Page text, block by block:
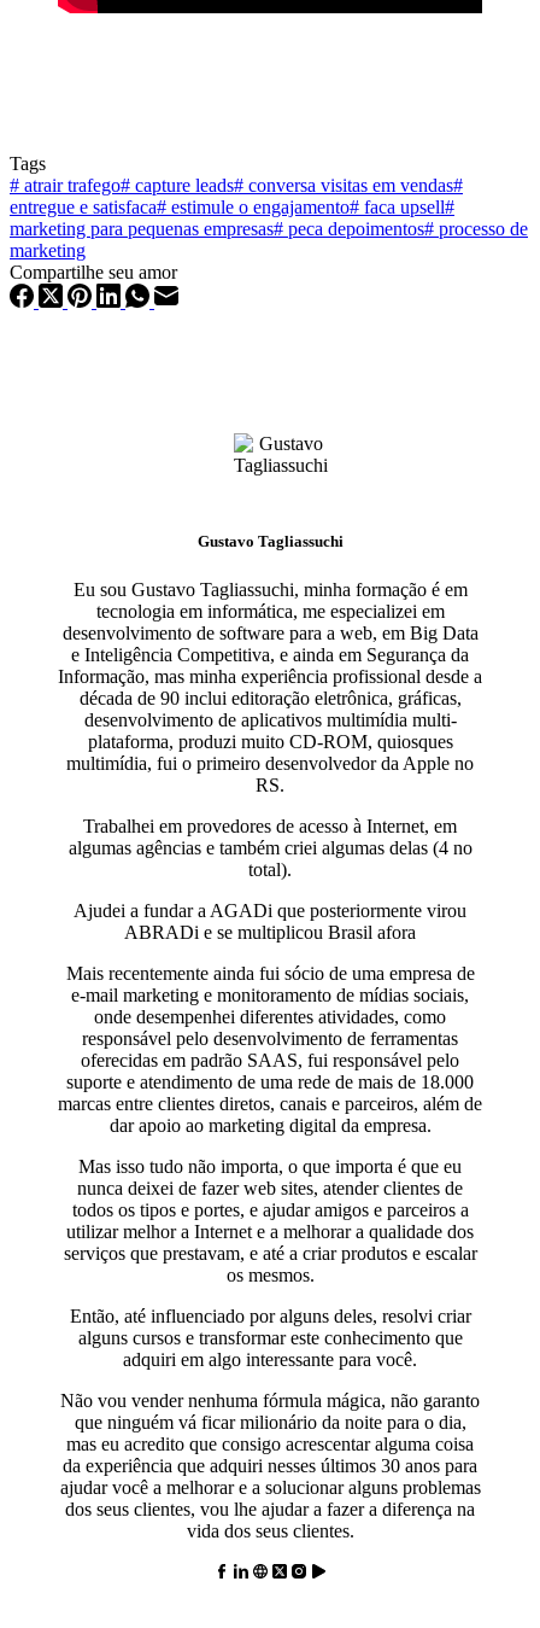
Tags
# atrair trafego# capture leads# conversa visitas em vendas#
entregue e satisfaca# estimule o engajamento# faca upsell#
marketing para pequenas empresas# peca depoimentos# processo de
marketing
Compartilhe seu amor
Gustavo Tagliassuchi
Eu sou Gustavo Tagliassuchi, minha formação é em
tecnologia em informática, me especializei em
desenvolvimento de software para a web, em Big Data
e Inteligência Competitiva, e ainda em Segurança da
Informação, mas minha experiência profissional desde a
década de 90 inclui editoração eletrônica, gráficas,
desenvolvimento de aplicativos multimídia multi-
plataforma, produzi muito CD-ROM, quiosques
multimídia, fui o primeiro desenvolvedor da Apple no
RS.
Trabalhei em provedores de acesso à Internet, em
algumas agências e também criei algumas delas (4 no
total).
Ajudei a fundar a AGADi que posteriormente virou
ABRADi e se multiplicou Brasil afora
Mais recentemente ainda fui sócio de uma empresa de
e-mail marketing e monitoramento de mídias sociais,
onde desempenhei diferentes atividades, como
responsável pelo desenvolvimento de ferramentas
oferecidas em padrão SAAS, fui responsável pelo
suporte e atendimento de uma rede de mais de 18.000
marcas entre clientes diretos, canais e parceiros, além de
dar apoio ao marketing digital da empresa.
Mas isso tudo não importa, o que importa é que eu
nunca deixei de fazer web sites, atender clientes de
todos os tipos e portes, e ajudar amigos e parceiros a
utilizar melhor a Internet e a melhorar a qualidade dos
serviços que prestavam, e até a criar produtos e escalar
os mesmos.
Então, até influenciado por alguns deles, resolvi criar
alguns cursos e transformar este conhecimento que
adquiri em algo interessante para você.
Não vou vender nenhuma fórmula mágica, não garanto
que ninguém vá ficar milionário da noite para o dia,
mas eu acredito que consigo acrescentar alguma coisa
da experiência que adquiri nesses últimos 30 anos para
ajudar você a melhorar e a solucionar alguns problemas
dos seus clientes, vou lhe ajudar a fazer a diferença na
vida dos seus clientes.